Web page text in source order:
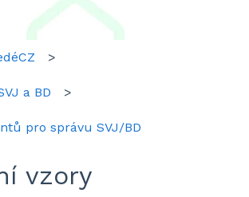
a BD
pro správu SVJ/BD
vzory